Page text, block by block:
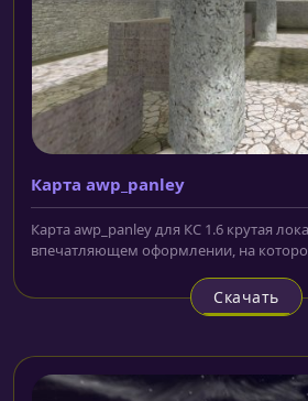
Карта awp_panley
Карта awp_panley для КС 1.6 крутая
впечатляющем оформлении, на
Скачать